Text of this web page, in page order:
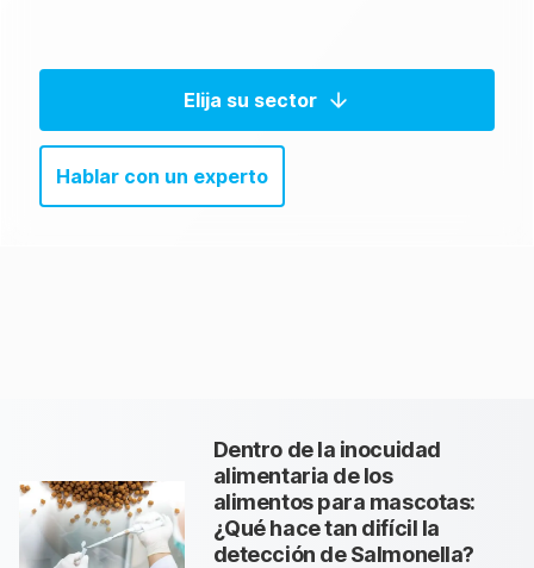
Elija su sector
Hablar con un experto
Dentro de la inocuidad
alimentaria de los
alimentos para mascotas:
¿Qué hace tan difícil la
detección de Salmonella?